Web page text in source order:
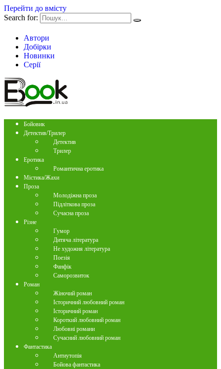
Перейти до вмісту
Search for:
Автори
Добірки
Новинки
Серії
Бойовик
Детектив/Трилер
Детектив
Трилер
Еротика
Романтична еротика
Містика/Жахи
Проза
Молодіжна проза
Підліткова проза
Сучасна проза
Різне
Гумор
Дитяча література
Не художня література
Поезія
Фанфік
Саморозвиток
Роман
Жіночий роман
Історичний любовний роман
Історичний роман
Короткий любовний роман
Любовні романи
Сучасний любовний роман
Фантастика
Антиутопія
Бойова фантастика